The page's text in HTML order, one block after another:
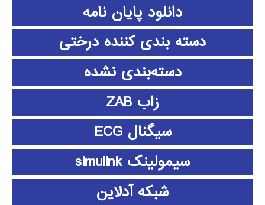
دانلود پايان نامه
دسته بندی کننده درختی
دسته‌بندی نشده
زاب ZAB
سیگنال ECG
سیمولینک simulink
شبکه آدلاین